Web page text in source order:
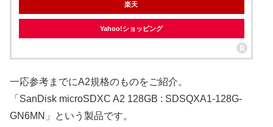
楽天
Yahoo!ショッピング
一応参考までにA2規格のものをご紹介。
「SanDisk microSDXC A2 128GB : SDSQXA1-128G-
GN6MN」という製品です。